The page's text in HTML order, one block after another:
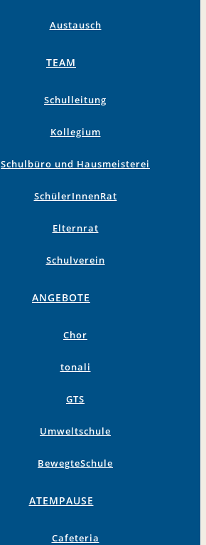
Austausch
TEAM
Schulleitung
Kollegium
Schulbüro und Hausmeisterei
SchülerInnenRat
Elternrat
Schulverein
ANGEBOTE
Chor
tonali
GTS
Umweltschule
BewegteSchule
ATEMPAUSE
Cafeteria